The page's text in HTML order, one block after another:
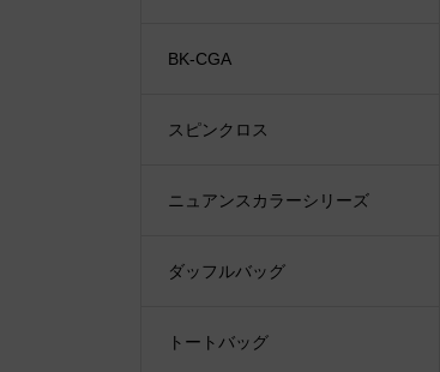
BK-CGA
スピンクロス
ニュアンスカラーシリーズ
ダッフルバッグ
トートバッグ